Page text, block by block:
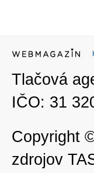
Tlačová
IČO: 31
Copyright
zdrojov